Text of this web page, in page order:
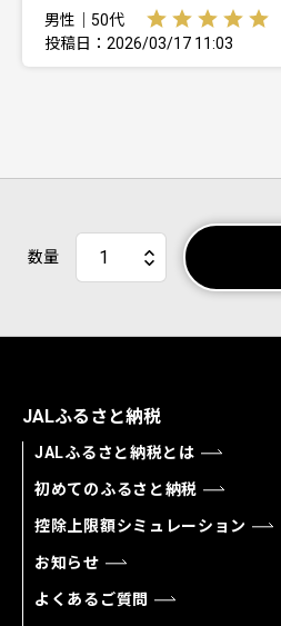
男性｜50代
投稿日：2026/03/17 11:03
数量
JALふるさと納税
JALふるさと納税とは
初めてのふるさと納税
控除上限額シミュレーション
お知らせ
よくあるご質問